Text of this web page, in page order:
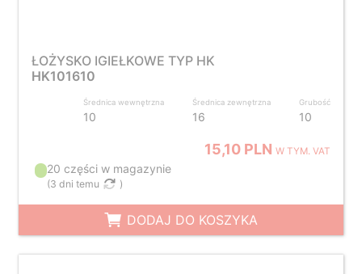
ŁOŻYSKO IGIEŁKOWE TYP HK
HK101610
Średnica wewnętrzna
10
Średnica zewnętrzna
16
Grubość
10
15,10 PLNW TYM. VAT
20 części w magazynie
(3 dni temu )
DODAJ DO KOSZYKA